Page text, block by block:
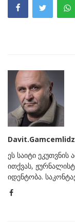
ეს საიტი
ითქვას,
იდენტობა.